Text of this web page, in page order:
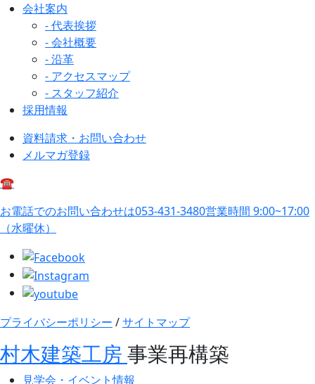
会社案内
- 代表挨拶
- 会社概要
- 沿革
- アクセスマップ
- スタッフ紹介
採用情報
資料請求・お問い合わせ
メルマガ登録
☎
お電話でのお問い合わせは053-431-3480営業時間 9:00~17:00
（水曜休）
プライバシーポリシー /サイトマップ
村木建築工房 事業再構築
見学会・イベント情報